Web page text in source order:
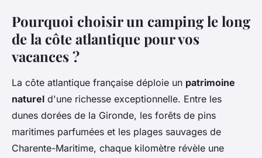
Pourquoi choisir un camping le long
de la côte atlantique pour vos
vacances ?
La côte atlantique française déploie un patrimoine
naturel d'une richesse exceptionnelle. Entre les
dunes dorées de la Gironde, les forêts de pins
maritimes parfumées et les plages sauvages de
Charente-Maritime, chaque kilomètre révèle une